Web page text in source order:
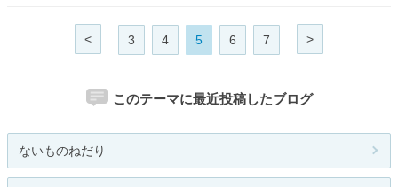
< 3 4 5 6 7 >
このテーマに最近投稿したブログ
ないものねだり